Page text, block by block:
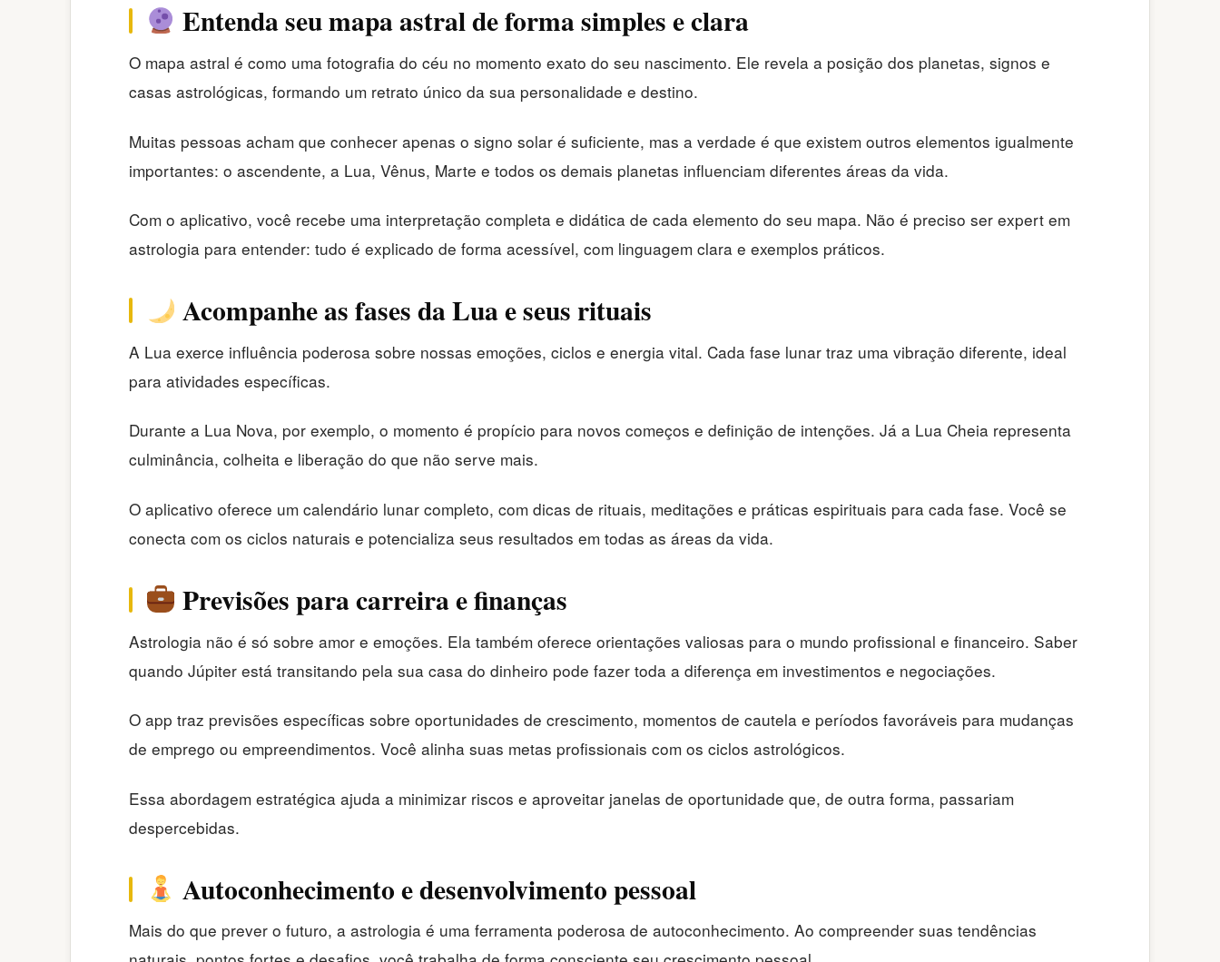
Entenda seu mapa astral de forma simples e clara
O mapa astral é como uma fotografia do céu no momento exato do seu nascimento. Ele revela a posição dos planetas, signos e
casas astrológicas, formando um retrato único da sua personalidade e destino.
Muitas pessoas acham que conhecer apenas o signo solar é suficiente, mas a verdade é que existem outros elementos igualmente
importantes: o ascendente, a Lua, Vênus, Marte e todos os demais planetas influenciam diferentes áreas da vida.
Com o aplicativo, você recebe uma interpretação completa e didática de cada elemento do seu mapa. Não é preciso ser expert em
astrologia para entender: tudo é explicado de forma acessível, com linguagem clara e exemplos práticos.
Acompanhe as fases da Lua e seus rituais
A Lua exerce influência poderosa sobre nossas emoções, ciclos e energia vital. Cada fase lunar traz uma vibração diferente, ideal
para atividades específicas.
Durante a Lua Nova, por exemplo, o momento é propício para novos começos e definição de intenções. Já a Lua Cheia representa
culminância, colheita e liberação do que não serve mais.
O aplicativo oferece um calendário lunar completo, com dicas de rituais, meditações e práticas espirituais para cada fase. Você se
conecta com os ciclos naturais e potencializa seus resultados em todas as áreas da vida.
Previsões para carreira e finanças
Astrologia não é só sobre amor e emoções. Ela também oferece orientações valiosas para o mundo profissional e financeiro. Saber
quando Júpiter está transitando pela sua casa do dinheiro pode fazer toda a diferença em investimentos e negociações.
O app traz previsões específicas sobre oportunidades de crescimento, momentos de cautela e períodos favoráveis para mudanças
de emprego ou empreendimentos. Você alinha suas metas profissionais com os ciclos astrológicos.
Essa abordagem estratégica ajuda a minimizar riscos e aproveitar janelas de oportunidade que, de outra forma, passariam
despercebidas.
Autoconhecimento e desenvolvimento pessoal
Mais do que prever o futuro, a astrologia é uma ferramenta poderosa de autoconhecimento. Ao compreender suas tendências